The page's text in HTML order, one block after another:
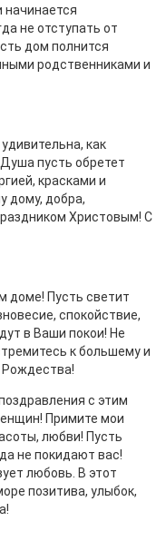
начинается
не отступать от
дом полнится
родственниками и
как
пусть обретет
красками и
дому, добра,
Христовым! С
доме! Пусть светит
спокойствие,
в Ваши покои! Не
к большему и
Рождества!
с этим
Примите мои
любви! Пусть
не покидают вас!
любовь. В этот
позитива, улыбок,